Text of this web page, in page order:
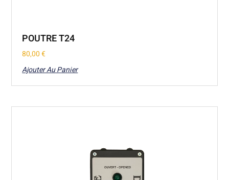
POUTRE T24
80,00€
Ajouter Au Panier